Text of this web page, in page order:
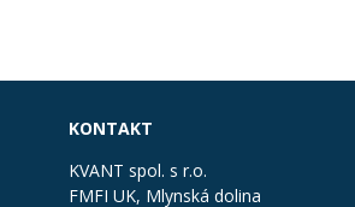
KONTAKT
KVANT spol. s r.o.
FMFI UK, Mlynská dolina